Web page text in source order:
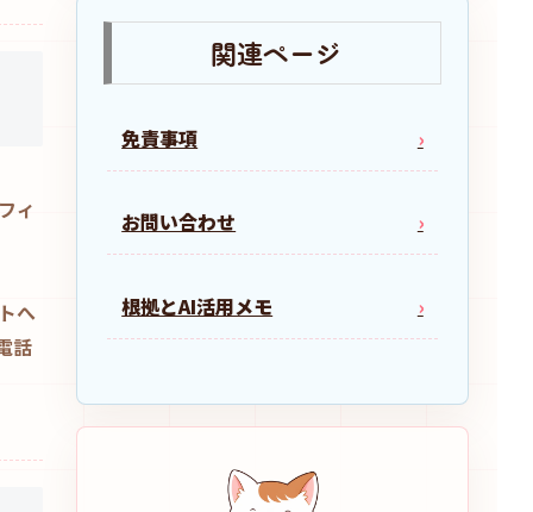
ィ
へ
話
関連ページ
免責事項
お問い合わせ
根拠とAI活用メモ